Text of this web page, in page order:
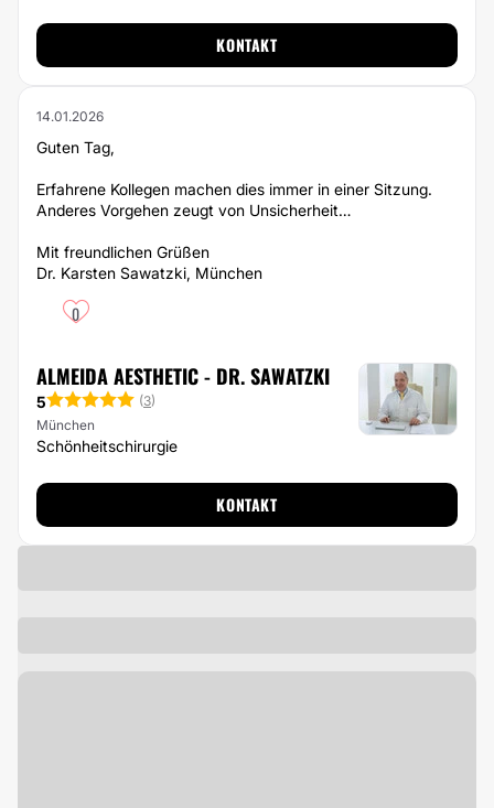
KONTAKT
14.01.2026
Guten Tag,
Erfahrene Kollegen machen dies immer in einer Sitzung.
Anderes Vorgehen zeugt von Unsicherheit…
Mit freundlichen Grüßen
Dr. Karsten Sawatzki, München
0
ALMEIDA AESTHETIC - DR. SAWATZKI
5 (3)
München
Schönheitschirurgie
KONTAKT